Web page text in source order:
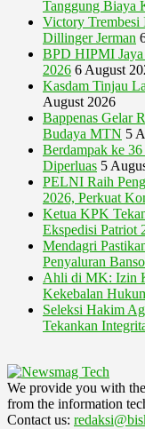
Tanggung Biaya
Victory Trembesi
Dillinger Jerman
BPD HIPMI
2026 6 August
Kasdam Tinjau
August 2026
Bappenas Gelar
Budaya MTN 5
Berdampak ke
Diperluas 5
PELNI Raih
2026, Perkuat
Ketua KPK
Ekspedisi Patriot
Mendagri
Penyaluran
Ahli di MK: Izin
Kekebalan
Seleksi Hakim
Tekankan
We provide you with
from the information
Contact us: